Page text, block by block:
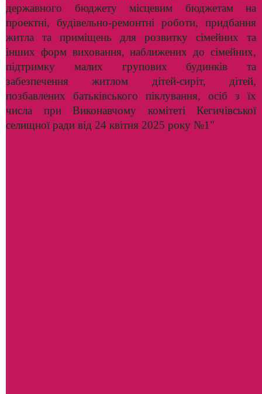
державного бюджету місцевим бюджетам на
проектні, будівельно-ремонтні роботи, придбання
житла та приміщень для розвитку сімейних та
інших форм виховання, наближених до сімейних,
підтримку малих групових будинків та
забезпечення житлом дітей-сиріт, дітей,
позбавлених батьківського піклування, осіб з їх
числа при Виконавчому комітеті Кегичівської
селищної ради від 24 квітня 2025 року №1"